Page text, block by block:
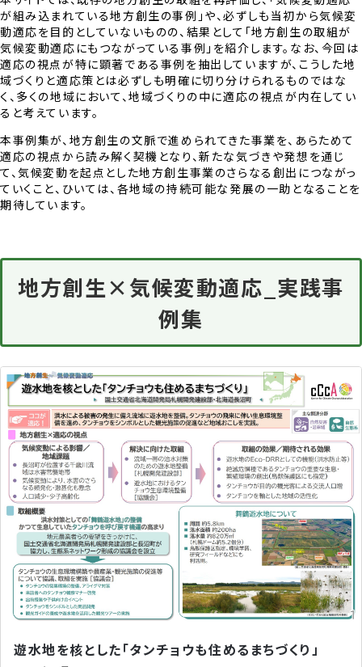
が組み込まれている地方創生の事例」や、必ずしも当初から気候変
動適応を目的としていないものの、結果として「地方創生の取組が
気候変動適応にもつながっている事例」を紹介します。なお、今回は
適応の視点が特に顕著である事例を抽出していますが、こうした地
域づくりと適応策とは必ずしも明確に切り分けられるものではな
く、多くの地域において、地域づくりの中に適応の視点が内在してい
ると考えています。
本事例集が、地方創生の文脈で進められてきた事業を、あらためて
適応の視点から読み解く契機となり、新たな気づきや発想を通じ
て、気候変動を起点とした地方創生事業のさらなる創出につながっ
ていくこと、ひいては、各地域の持続可能な発展の一助となることを
期待しています。
地方創生×気候変動適応_実践事
例集
遊水地を核とした「タンチョウも住めるまちづくり」